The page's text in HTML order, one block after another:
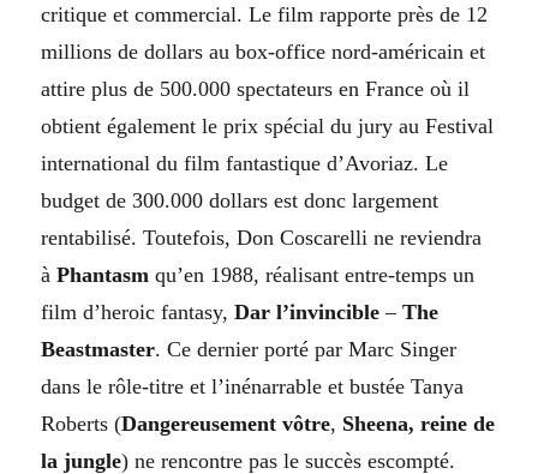
critique et commercial. Le film rapporte près de 12
millions de dollars au box-office nord-américain et
attire plus de 500.000 spectateurs en France où il
obtient également le prix spécial du jury au Festival
international du film fantastique d’Avoriaz. Le
budget de 300.000 dollars est donc largement
rentabilisé. Toutefois, Don Coscarelli ne reviendra
àPhantasm qu’en 1988, réalisant entre-temps un
film d’heroic fantasy,Dar l’invincible –The
Beastmaster. Ce dernier porté par Marc Singer
dans le rôle-titre et l’inénarrable et bustée Tanya
Roberts (Dangereusement vôtre, Sheena, reine de
la jungle) ne rencontre pas le succès escompté.